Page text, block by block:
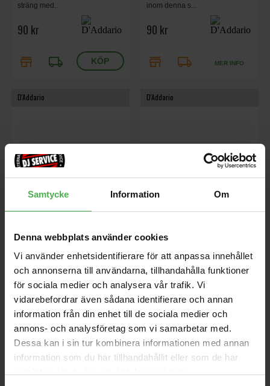
Samtycke Information Om
Denna webbplats använder cookies
Vi använder enhetsidentifierare för att anpassa innehållet
och annonserna till användarna, tillhandahålla funktioner
för sociala medier och analysera vår trafik. Vi
vidarebefordrar även sådana identifierare och annan
information från din enhet till de sociala medier och
annons- och analysföretag som vi samarbetar med.
Dessa kan i sin tur kombinera informationen med annan
information som du har tillhandahållit eller som de har
sträng med..
90 kr
store local_shipping
inom denna s...
90 kr
store local_shipping MER INFO
D'Addario
EJ53T
designade för användning med
Hawaiian Tenor ukulele. Den
97 kr
store local_shipping
D'Addario
EJ55
Bronze, Medium spänning.
80 kr
store local_shipping